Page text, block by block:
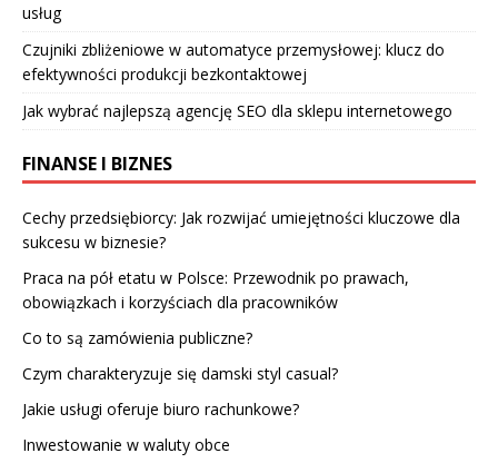
usług
Czujniki zbliżeniowe w automatyce przemysłowej: klucz do
efektywności produkcji bezkontaktowej
Jak wybrać najlepszą agencję SEO dla sklepu internetowego
FINANSE I BIZNES
Cechy przedsiębiorcy: Jak rozwijać umiejętności kluczowe dla
sukcesu w biznesie?
Praca na pół etatu w Polsce: Przewodnik po prawach,
obowiązkach i korzyściach dla pracowników
Co to są zamówienia publiczne?
Czym charakteryzuje się damski styl casual?
Jakie usługi oferuje biuro rachunkowe?
Inwestowanie w waluty obce